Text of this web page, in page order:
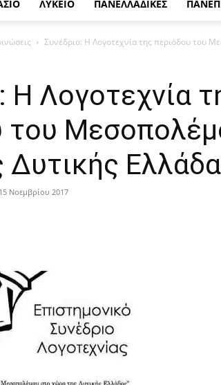
ΛΥΚΕΙΟ ΠΑΝΕΛΛΑΔΙΚΕΣ
Συνέδριο: Η Λογοτεχνία της περιόδου του
Η Λογοτεχνία
του
15 Νοεμβρίου 2017